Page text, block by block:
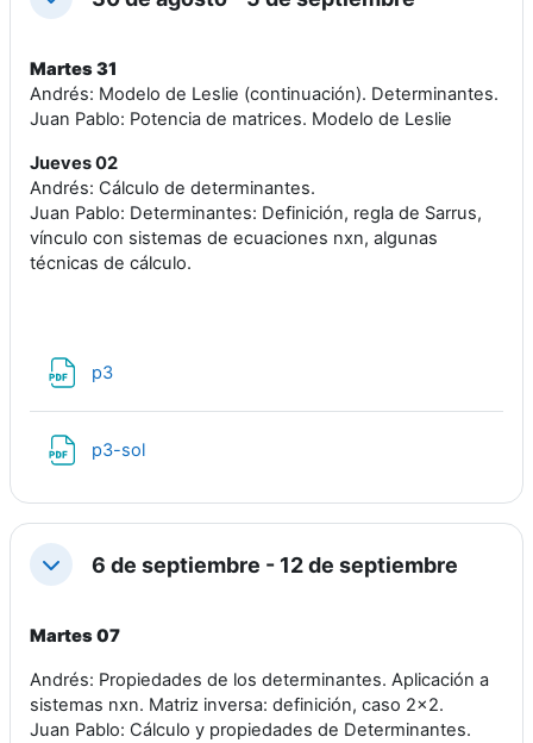
Colapsar
Martes 31
Andrés: Modelo de Leslie (continuación). Determinantes.
Juan Pablo: Potencia de matrices. Modelo de Leslie
Jueves 02
Andrés: Cálculo de determinantes.
Juan Pablo: Determinantes: Definición, regla de Sarrus,
vínculo con sistemas de ecuaciones nxn, algunas
técnicas de cálculo.
p3
p3-sol
Colapsar6 de septiembre - 12 de septiembre
Martes 07
Andrés: Propiedades de los determinantes. Aplicación a
sistemas nxn. Matriz inversa: definición, caso 2x2.
Juan Pablo: Cálculo y propiedades de Determinantes.